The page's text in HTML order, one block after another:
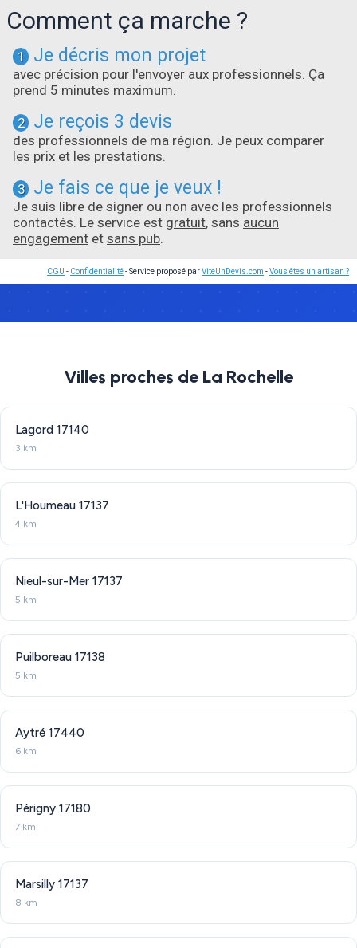
Comment ça marche ?
1 Je décris mon projet
avec précision pour l'envoyer aux professionnels. Ça
prend 5 minutes maximum.
2 Je reçois 3 devis
des professionnels de ma région. Je peux comparer
les prix et les prestations.
3 Je fais ce que je veux !
Je suis libre de signer ou non avec les professionnels
contactés. Le service est gratuit, sans aucun
engagement et sans pub.
CGU - Confidentialité- Service proposé parViteUnDevis.com -Vous êtes un artisan ?
Villes proches de La Rochelle
Lagord 17140
3 km
L'Houmeau 17137
4 km
Nieul-sur-Mer 17137
5 km
Puilboreau 17138
5 km
Aytré 17440
6 km
Périgny 17180
7 km
Marsilly 17137
8 km